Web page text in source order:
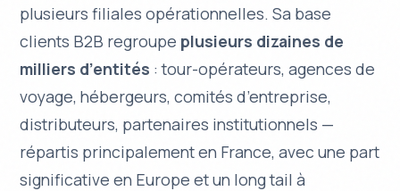
plusieurs filiales opérationnelles. Sa base
clients B2B regroupe plusieurs dizaines de
milliers d’entités : tour-opérateurs, agences de
voyage, hébergeurs, comités d’entreprise,
distributeurs, partenaires institutionnels —
répartis principalement en France, avec une part
significative en Europe et un long tail à